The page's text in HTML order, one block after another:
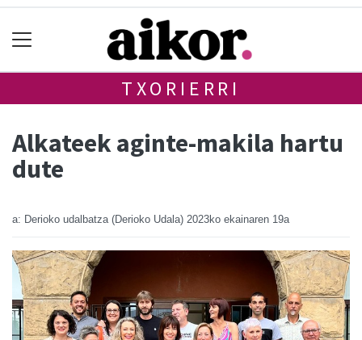
TXORIERRI
Alkateek aginte-makila hartu
dute
a: Derioko udalbatza (Derioko Udala) 2023ko ekainaren 19a